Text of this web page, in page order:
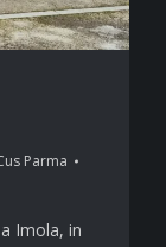
Parma
Imola, in